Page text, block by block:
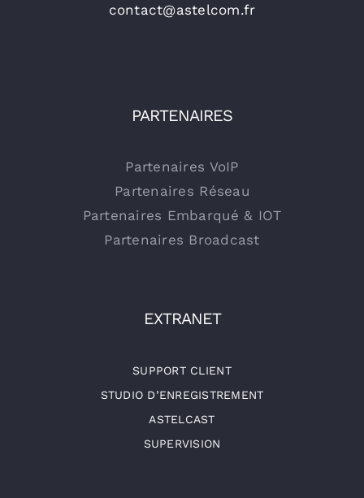
contact@astelcom.fr
PARTENAIRES
Partenaires VoIP
Partenaires Réseau
Partenaires Embarqué & IOT
Partenaires Broadcast
EXTRANET
SUPPORT CLIENT
STUDIO D’ENREGISTREMENT
ASTELCAST
SUPERVISION